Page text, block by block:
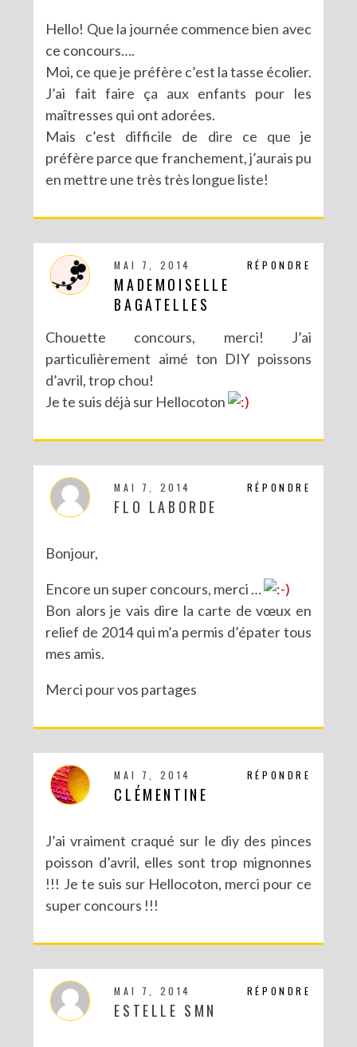
Hello! Que la journée commence bien avec
ce concours….
Moi, ce que je préfère c’est la tasse écolier.
J’ai fait faire ça aux enfants pour les
maîtresses qui ont adorées.
Mais c’est difficile de dire ce que je
préfère parce que franchement, j’aurais pu
en mettre une très très longue liste!
RÉPONDRE
MAI 7, 2014
MADEMOISELLE
BAGATELLES
Chouette concours, merci! J’ai
particulièrement aimé ton DIY poissons
d’avril, trop chou!
Je te suis déjà sur Hellocoton
RÉPONDRE
MAI 7, 2014
FLO LABORDE
Bonjour,
Encore un super concours, merci …
Bon alors je vais dire la carte de vœux en
relief de 2014 qui m’a permis d’épater tous
mes amis.
Merci pour vos partages
RÉPONDRE
MAI 7, 2014
CLÉMENTINE
J’ai vraiment craqué sur le diy des pinces
poisson d’avril, elles sont trop mignonnes
!!! Je te suis sur Hellocoton, merci pour ce
super concours !!!
RÉPONDRE
MAI 7, 2014
ESTELLE SMN